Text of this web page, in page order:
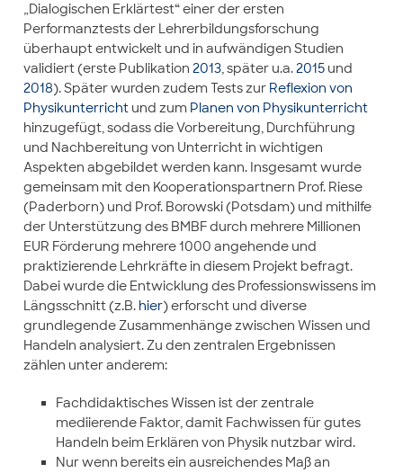
„Dialogischen Erklärtest“ einer der ersten
Performanztests der Lehrerbildungsforschung
überhaupt entwickelt und in aufwändigen Studien
validiert (erste Publikation 2013, später u.a.2015und
2018). Später wurden zudem Tests zur Reflexion von
Physikunterrichtund zum Planen von Physikunterricht
hinzugefügt, sodass die Vorbereitung, Durchführung
und Nachbereitung von Unterricht in wichtigen
Aspekten abgebildet werden kann. Insgesamt wurde
gemeinsam mit den Kooperationspartnern Prof. Riese
(Paderborn) und Prof. Borowski (Potsdam) und mithilfe
der Unterstützung des BMBF durch mehrere Millionen
EUR Förderung mehrere 1000 angehende und
praktizierende Lehrkräfte in diesem Projekt befragt.
Dabei wurde die Entwicklung des Professionswissens im
Längsschnitt (z.B. hier) erforscht und diverse
grundlegende Zusammenhänge zwischen Wissen und
Handeln analysiert. Zu den zentralen Ergebnissen
zählen unter anderem:
Fachdidaktisches Wissen ist der zentrale
mediierende Faktor, damit Fachwissen für gutes
Handeln beim Erklären von Physik nutzbar wird.
Nur wenn bereits ein ausreichendes Maß an